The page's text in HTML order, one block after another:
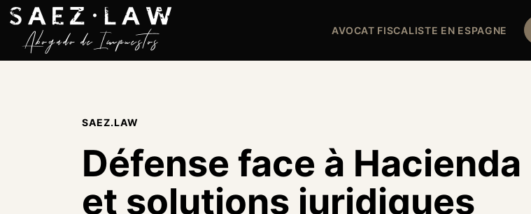
Skip to content
AVOCAT FISCALISTE EN ESPAGNE
SAEZ.LAW
Défense face à Hacienda
et solutions juridiques